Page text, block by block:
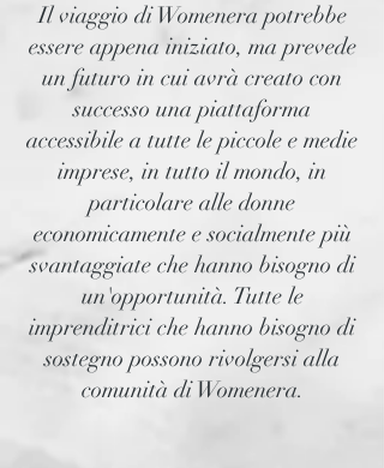
Il viaggio di Womenera potrebbe
essere appena iniziato, ma prevede
un futuro in cui avrà creato con
successo una piattaforma
accessibile a tutte le piccole e medie
imprese, in tutto il mondo, in
particolare alle donne
economicamente e socialmente più
svantaggiate che hanno bisogno di
un'opportunità. Tutte le
imprenditrici che hanno bisogno di
sostegno possono rivolgersi alla
comunità di Womenera.